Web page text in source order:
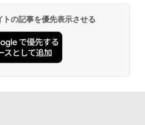
の記事を優先表示させる